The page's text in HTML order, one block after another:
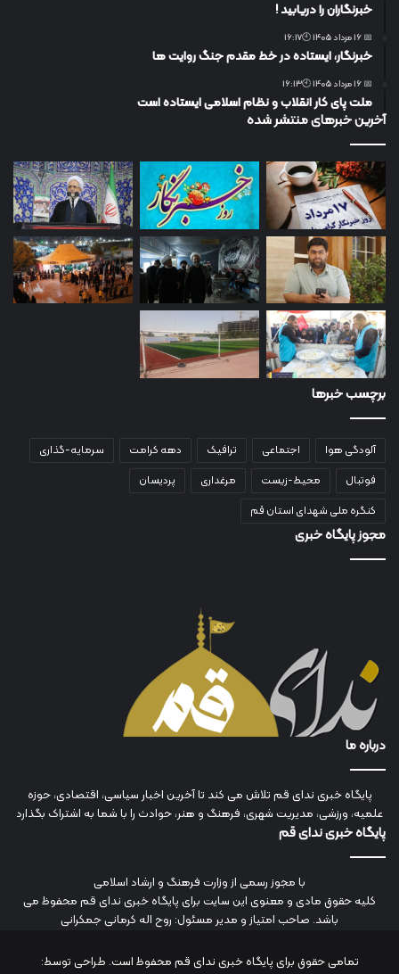
خبرنگاران را دریابید !
📅 16 مرداد 1405 🕙16:17
خبرنگار، ایستاده در خط مقدم جنگ روایت ها
📅 16 مرداد 1405 🕙16:13
ملت پای کار انقلاب و نظام اسلامی ایستاده است
آخرین خبرهای منتشر شده
برچسب خبرها
آلودگی هوا اجتماعی ترافیک دهه کرامت
سرمایه-گذاری
فوتبال
محیط-زیست مرغداری
پردیسان
کنگره ملی شهدای استان قم
مجوز پایگاه خبری
درباره ما
پایگاه خبری ندای قم تلاش می کند تا آخرین اخبار سیاسی، اقتصادی، حوزه
علمیه، ورزشی، مدیریت شهری، فرهنگ و هنر، حوادث را با شما به اشتراک بگذارد
پایگاه خبری ندای قم
با مجوز رسمی از وزارت فرهنگ و ارشاد اسلامی
کلیه حقوق مادی و معنوی این سایت برای پایگاه خبری ندای قم محفوظ می
باشد. صاحب امتیاز و مدیر مسئول: روح اله کرمانی جمکرانی
تمامی حقوق برای پایگاه خبری ندای قم محفوظ است. طراحی توسط: